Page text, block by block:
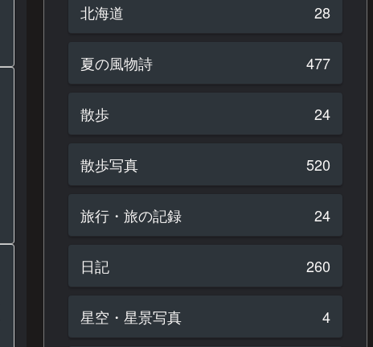
北海道 28
夏の風物詩 477
散歩 24
散歩写真 520
旅行・旅の記録 24
日記 260
星空・星景写真 4